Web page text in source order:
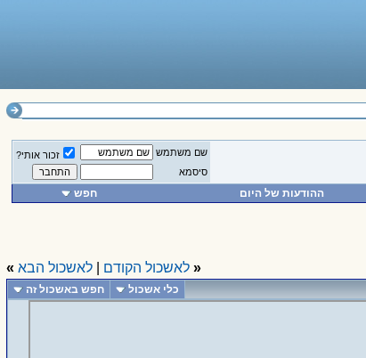
שם משתמש
זכור אותי?
סיסמא
ההודעות של היום חפש
« לאשכול הקודם לאשכול הבא »
כלי אשכול חפש באשכול זה